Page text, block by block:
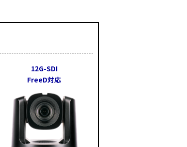
12G-SDI
FreeD対応